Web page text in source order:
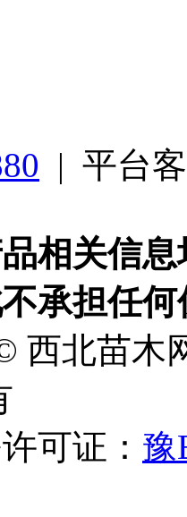
| 平台
相关信
承担任
西北苗木
可证： 豫